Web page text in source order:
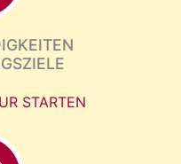
STARTEN